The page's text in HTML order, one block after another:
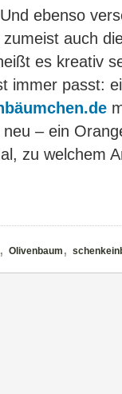
ebenso
auch
es kreativ
immer passt:
– ein
zu welchem
, Olivenbaum ,